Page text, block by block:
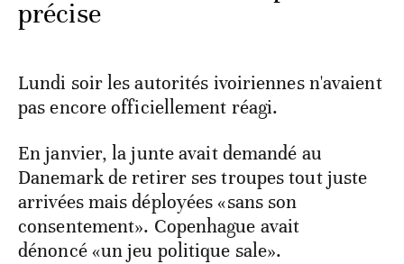
précise
Lundi soir les autorités ivoiriennes n'avaient
pas encore officiellement réagi.
En janvier, la junte avait demandé au
Danemark de retirer ses troupes tout juste
arrivées mais déployées «sans son
consentement». Copenhague avait
dénoncé «un jeu politique sale».